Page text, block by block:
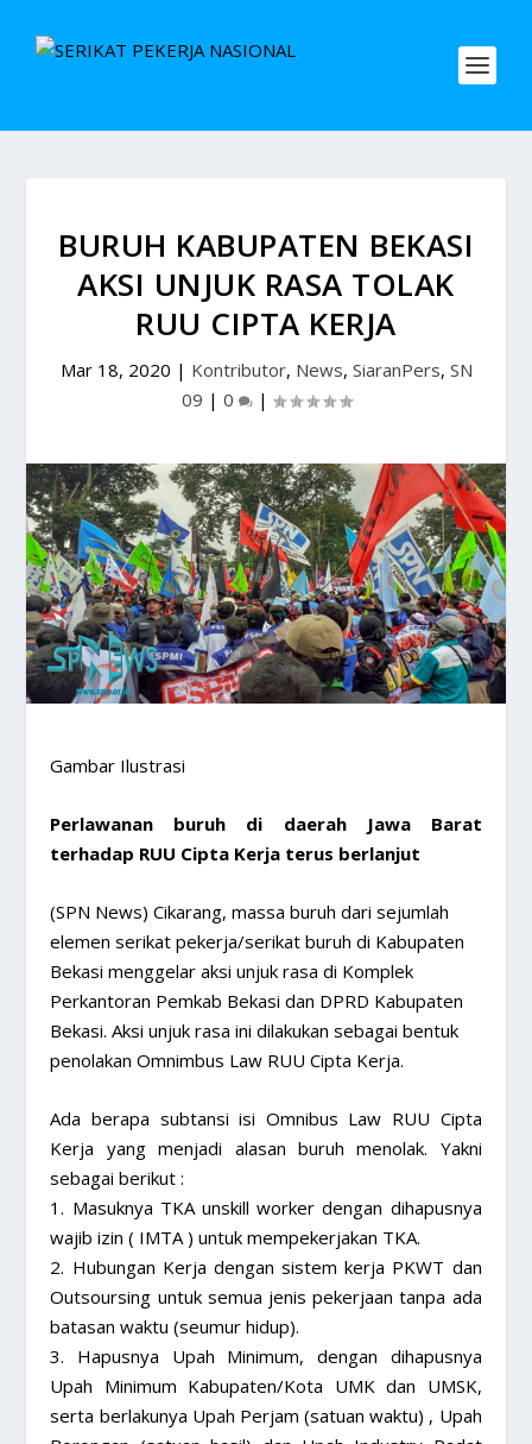
BURUH KABUPATEN BEKASI
AKSI UNJUK RASA TOLAK
RUU CIPTA KERJA
Mar 18, 2020 | Kontributor, News, SiaranPers, SN
09 | 0 |
Gambar Ilustrasi
Perlawanan buruh di daerah Jawa Barat
terhadap RUU Cipta Kerja terus berlanjut
(SPN News) Cikarang, massa buruh dari sejumlah
elemen serikat pekerja/serikat buruh di Kabupaten
Bekasi menggelar aksi unjuk rasa di Komplek
Perkantoran Pemkab Bekasi dan DPRD Kabupaten
Bekasi. Aksi unjuk rasa ini dilakukan sebagai bentuk
penolakan Omnimbus Law RUU Cipta Kerja.
Ada berapa subtansi isi Omnibus Law RUU Cipta
Kerja yang menjadi alasan buruh menolak. Yakni
sebagai berikut :
1. Masuknya TKA unskill worker dengan dihapusnya
wajib izin ( IMTA ) untuk mempekerjakan TKA.
2. Hubungan Kerja dengan sistem kerja PKWT dan
Outsoursing untuk semua jenis pekerjaan tanpa ada
batasan waktu (seumur hidup).
3. Hapusnya Upah Minimum, dengan dihapusnya
Upah Minimum Kabupaten/Kota UMK dan UMSK,
serta berlakunya Upah Perjam (satuan waktu) , Upah